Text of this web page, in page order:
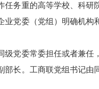
务重的高等学校、科研
党委（党组）明确机构
委常委担任或者兼任
长。工商联党组书记由